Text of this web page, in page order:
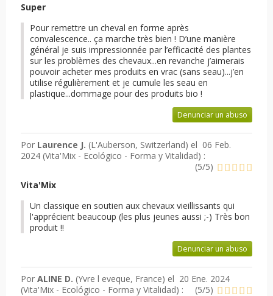
Super
Pour remettre un cheval en forme après
convalescence.. ça marche très bien ! D’une manière
général je suis impressionnée par l’efficacité des plantes
sur les problèmes des chevaux...en revanche j’aimerais
pouvoir acheter mes produits en vrac (sans seau)...j’en
utilise régulièrement et je cumule les seau en
plastique...dommage pour des produits bio !
Denunciar un abuso
Por Laurence J. (L'Auberson, Switzerland) el 06 Feb.
2024 (Vita'Mix - Ecológico - Forma y Vitalidad) :
(5/5)
Vita'Mix
Un classique en soutien aux chevaux vieillissants qui
l'apprécient beaucoup (les plus jeunes aussi ;-) Très bon
produit !!
Denunciar un abuso
Por ALINE D. (Yvre l eveque, France) el 20 Ene. 2024
(Vita'Mix - Ecológico - Forma y Vitalidad) : (5/5)